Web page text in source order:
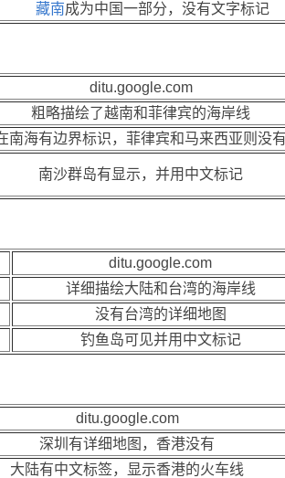
藏南成为中国一部分，没有文字标记
ditu.google.com
粗略描绘了越南和菲律宾的海岸线
南海有边界标识，菲律宾和马来西亚则没
南沙群岛有显示，并用中文标记
ditu.google.com
详细描绘大陆和台湾的海岸线
没有台湾的详细地图
钓鱼岛可见并用中文标记
ditu.google.com
深圳有详细地图，香港没有
大陆有中文标签，显示香港的火车线